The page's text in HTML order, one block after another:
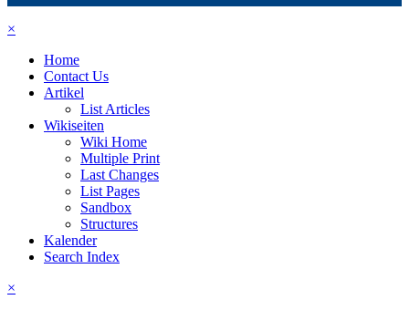
×
Home
Contact Us
Artikel
List Articles
Wikiseiten
Wiki Home
Multiple Print
Last Changes
List Pages
Sandbox
Structures
Kalender
Search Index
×